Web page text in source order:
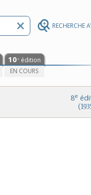
RECHERCHE
10e édition
EN COURS
8e